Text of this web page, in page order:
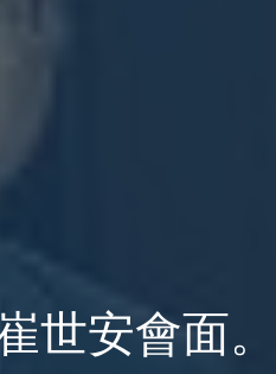
安會面。